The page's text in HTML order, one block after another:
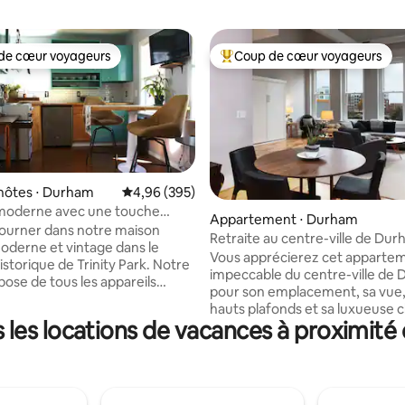
base de 126 commentaires : 4,99 sur 5
cœur voyageurs les plus appréciés
cœur voyageurs
⋅ Durham Évaluation moyenne sur la base de 395
4,96 (395)
avec une touche
du centre-ville
dans notre maison
et vintage dans le
de Trinity Park. Notre
de tous les appareils
est une retraite
et habitée au charme
Coups de cœur voyageurs les
Coup de cœur voyageurs
Appartement ⋅ Durham
Retraite au centre-ville de
Vous apprécierez cet
impeccable du centre-ville de
pour son emplacement, sa
hauts plafonds et sa luxueuse
principale. Appartement au 3e
dans un bâtiment historique
locations de vacances à